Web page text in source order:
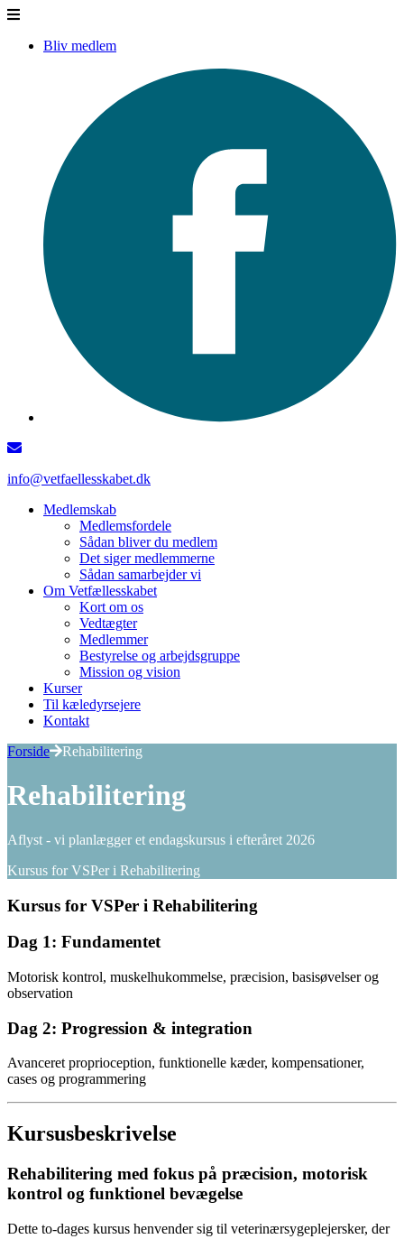
Bliv medlem
info@vetfaellesskabet.dk
Medlemskab
Medlemsfordele
Sådan bliver du medlem
Det siger medlemmerne
Sådan samarbejder vi
Om Vetfællesskabet
Kort om os
Vedtægter
Medlemmer
Bestyrelse og arbejdsgruppe
Mission og vision
Kurser
Til kæledyrsejere
Kontakt
Forside
Rehabilitering
Rehabilitering
Aflyst - vi planlægger et endagskursus i efteråret 2026
Kursus for VSPer i Rehabilitering
Kursus for VSPer i Rehabilitering
Dag 1: Fundamentet
Motorisk kontrol, muskelhukommelse, præcision, basisøvelser og
observation
Dag 2: Progression & integration
Avanceret proprioception, funktionelle kæder, kompensationer,
cases og programmering
Kursusbeskrivelse
Rehabilitering med fokus på præcision, motorisk
kontrol og funktionel bevægelse
Dette to-dages kursus henvender sig til veterinærsygeplejersker, der